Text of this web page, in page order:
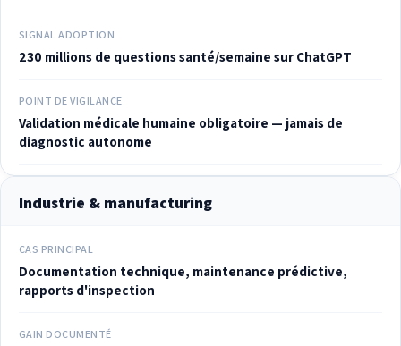
SIGNAL ADOPTION
230 millions de questions santé/semaine sur ChatGPT
POINT DE VIGILANCE
Validation médicale humaine obligatoire — jamais de
diagnostic autonome
Industrie & manufacturing
CAS PRINCIPAL
Documentation technique, maintenance prédictive,
rapports d'inspection
GAIN DOCUMENTÉ